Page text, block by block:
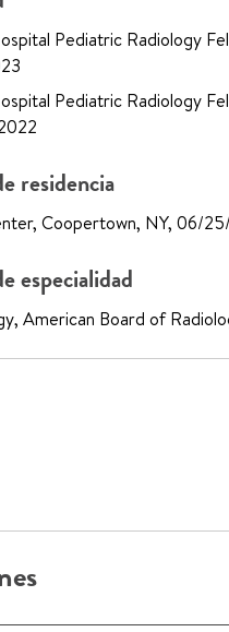
Pediatric Radiology
Pediatric Radiology
residencia
Coopertown, NY, 06/
especialidad
American Board of